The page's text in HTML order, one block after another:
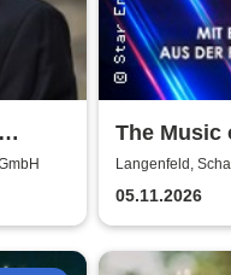
The Music
Others - A
Music
Langenfeld,
05.11.2026